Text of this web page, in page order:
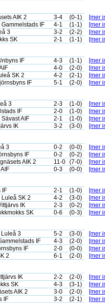
AIK 2 3-4 (0-1)
[mer
IF 4-1 (1-1)
[mer
3 3-2 (2-2)
[mer
SK 2-1 (1-1) [mer
IF 4-3 (1-1)
[mer
4-0 (2-0)
[mer
SK 2 4-2 (2-1)
[mer
IF 5-1 (2-0) [mer
3 2-3 (1-0)
[mer
IF 2-0 (1-0)
[mer
AIF 2-1 (1-0)
[mer
IK 3-2 (3-0) [mer
3 0-2 (0-0)
[mer
IF 0-2 (0-2)
[mer
AIK 2 11-0 (7-0)
[mer
0-3 (0-0) [mer
IF 2-1 (1-0)
[mer
SK 2 4-2 (3-0)
[mer
IK 2-3 (0-2)
[mer
SK 0-6 (0-3) [mer
Luleå 3 5-2 (3-0)
[mer
IF 4-3 (2-0)
[mer
IF 2-0 (0-0)
[mer
2 6-1 (2-0) [mer
IK 2-2 (2-0)
[mer
SK 4-3 (3-1)
[mer
AIK 2 3-0 (2-0)
[mer
IF 3-2 (2-1) [mer